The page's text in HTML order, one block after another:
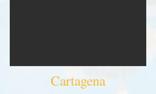
Cartagena